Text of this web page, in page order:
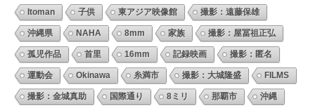
Itoman 子供 東アジア映像館 撮影：遠藤保雄
沖縄県 NAHA 8mm 家族 撮影：屋冨祖正弘
孤児作品 首里 16mm 記録映画 撮影：匿名
運動会 Okinawa 糸満市 撮影：大城隆盛 FILMS
撮影：金城真助 国際通り 8ミリ 那覇市 沖縄